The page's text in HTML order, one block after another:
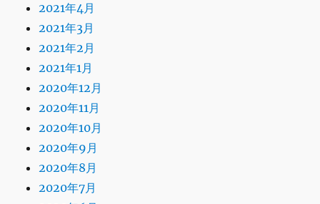
2021年4月
2021年3月
2021年2月
2021年1月
2020年12月
2020年11月
2020年10月
2020年9月
2020年8月
2020年7月